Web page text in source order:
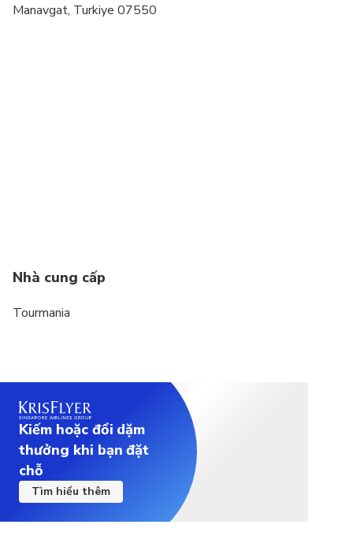
May be operated by a multi-lingual guide
Manavgat, Turkiye 07550
Nhà cung cấp
Tourmania
Kiếm hoặc đổi dặm
thưởng khi bạn đặt
chỗ
Tìm hiểu thêm